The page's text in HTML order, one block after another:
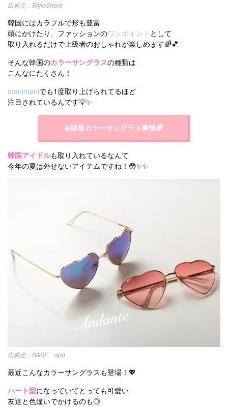
StyleShare
韓国にはカラフルで形も豊富
頭にかけたり、ファッションのワンポイント として
取り入れるだけで上級者のおしゃれが楽しめます🌈💕
そんな韓国のカラーサングラスの種類は
こんなにたくさん！
manimaniでも1度取り上げられてるほど
注目されているんです💡✨
☀️韓国カラーサングラス事情🌈
韓国アイドルも取り入れているなんて
今年の夏は外せないアイテムですね！😳✨✨
BASE app
最近こんなカラーサングラスも登場！💖
ハート型になっていてとっても可愛い
友達と色違いでかけるのも◎